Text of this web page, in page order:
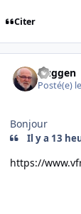
Citer
Guggen
Posté(e)
Bonjour
Il y a 13
https://